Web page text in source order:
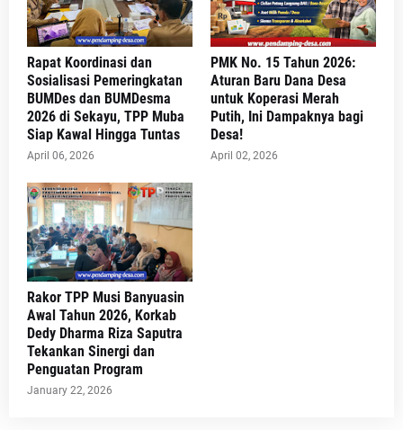
Rapat Koordinasi dan
Sosialisasi Pemeringkatan
BUMDes dan BUMDesma
2026 di Sekayu, TPP Muba
Siap Kawal Hingga Tuntas
April 06, 2026
PMK No. 15 Tahun 2026:
Aturan Baru Dana Desa
untuk Koperasi Merah
Putih, Ini Dampaknya bagi
Desa!
April 02, 2026
Rakor TPP Musi Banyuasin
Awal Tahun 2026, Korkab
Dedy Dharma Riza Saputra
Tekankan Sinergi dan
Penguatan Program
January 22, 2026